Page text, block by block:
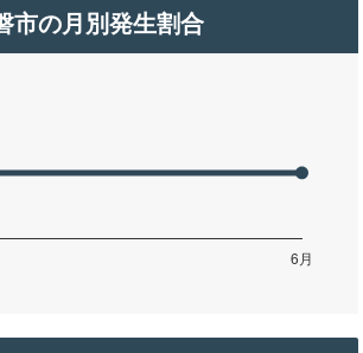
市の月別発生割合